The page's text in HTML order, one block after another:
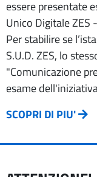
essere presentate
Unico Digitale ZES
Per stabilire se
S.U.D. ZES, lo
"Comunicazione
esame
SCOPRI DI PIU'